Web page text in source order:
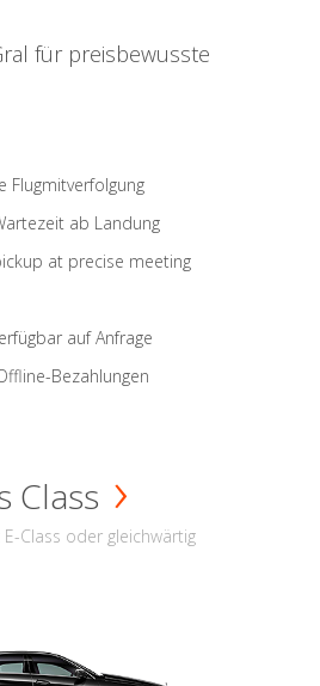
für preisbewusste
Flugmitverfolgung
ab Landung
at precise meeting
auf Anfrage
Bezahlungen
Class
Class oder gleichwärtig